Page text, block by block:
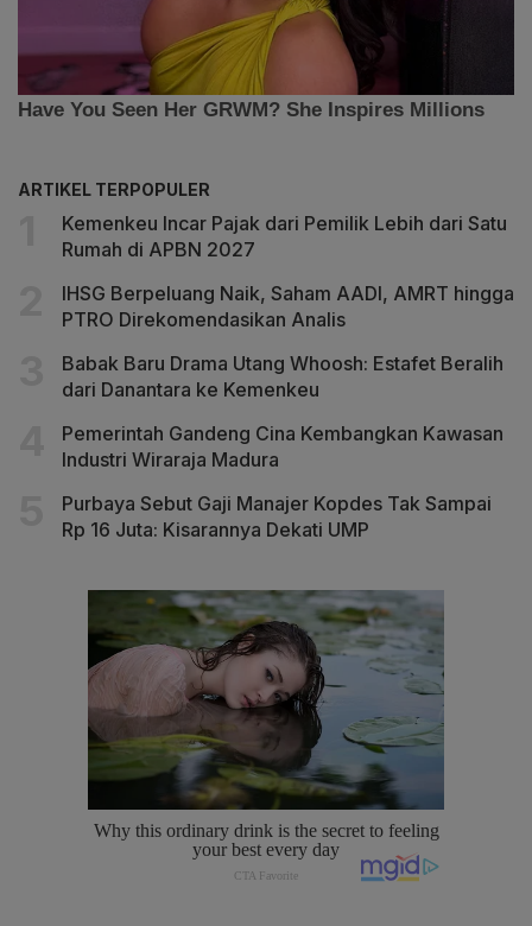
ARTIKEL TERPOPULER
Kemenkeu Incar Pajak dari Pemilik Lebih dari Satu
Rumah di APBN 2027
IHSG Berpeluang Naik, Saham AADI, AMRT hingga
PTRO Direkomendasikan Analis
Babak Baru Drama Utang Whoosh: Estafet Beralih
dari Danantara ke Kemenkeu
Pemerintah Gandeng Cina Kembangkan Kawasan
Industri Wiraraja Madura
Purbaya Sebut Gaji Manajer Kopdes Tak Sampai
Rp 16 Juta: Kisarannya Dekati UMP